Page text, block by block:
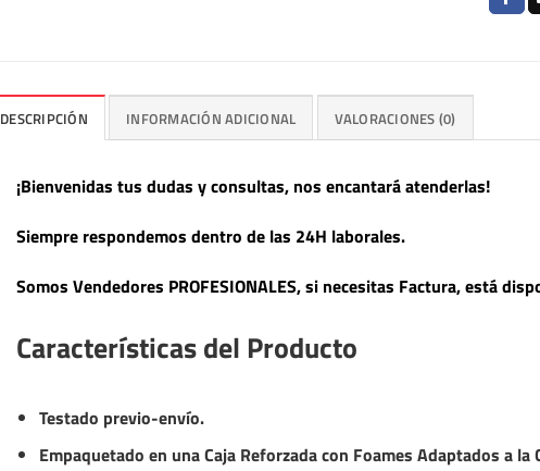
DESCRIPCIÓN INFORMACIÓN ADICIONAL VALORACIONES (0)
¡Bienvenidas tus dudas y consultas, nos encantará atenderlas!
Siempre respondemos dentro de las 24H laborales.
Somos Vendedores PROFESIONALES, si necesitas Factura, está
Características del Producto
Testado previo-envío.
Empaquetado en una Caja Reforzada con Foames Adaptados a la